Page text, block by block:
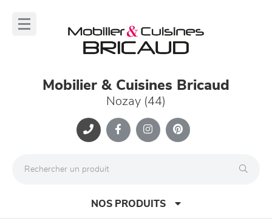
Mobilier & Cuisines Bricaud
Nozay (44)
NOS PRODUITS